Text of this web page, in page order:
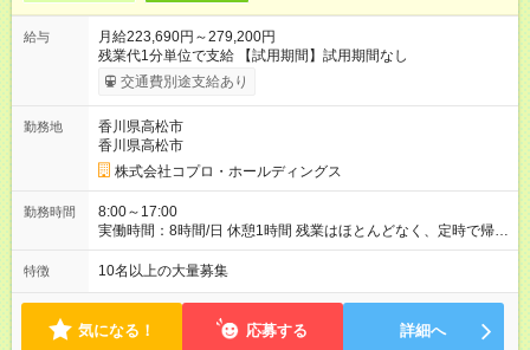
給与
月給223,690円～279,200円
残業代1分単位で支給 【試用期間】試用期間なし
交通費別途支給あり
勤務地
香川県高松市
香川県高松市
株式会社コプロ・ホールディングス
勤務時間
8:00～17:00
実働時間：8時間/日 休憩1時間 残業はほとんどなく、定時で帰れ
る日が多い働き方です。 毎日の業務は進捗管理や事務が中心な
ので、 「今日やるべき仕事」が終われば、自然と区切りをつけ
方を大切にしています。
特徴 10名以上の大量募集
気になる！ 応募する 詳細へ